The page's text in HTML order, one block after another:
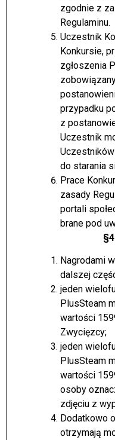
zgodnie z
Regulaminu.
Uczestnik
Konkursie,
zgłoszenia
przypadku
z
Uczestnik
do starania
Prace
zasady
portali
brane pod
Nagrodami
dalszej
jeden
PlusSteam
wartości
Zwycięzcy;
jeden
PlusSteam
wartości
osoby
zdjęciu z
Dodatkowo
otrzymają